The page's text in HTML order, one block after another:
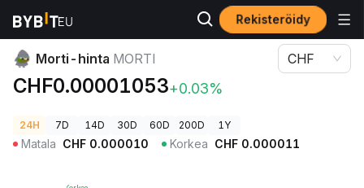
Rekisteröidy
Kryptohinnat
Morti-hinta MORTI
CHF0.00001053+0.03%
CHF
24H 7D 14D 30D 60D 200D 1Y
Matala CHF 0.000010 Korkea CHF 0.000011